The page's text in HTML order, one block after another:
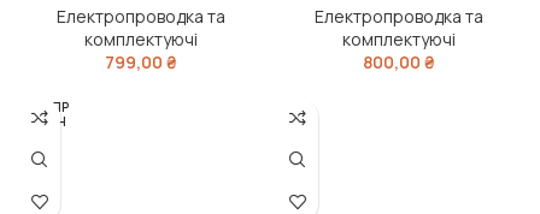
Іномарки (24В, алюміній)
(DETALKA)
Електропроводка та
комплектуючі
799,00 ₴
Іномарки (24В, алюміній)
(DETALKA)
Електропроводка та
комплектуючі
800,00 ₴
РОЗПР
ОДАН